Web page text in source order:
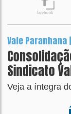
facebook
Vale Paranhana
Sindicato
Veja a íntegra